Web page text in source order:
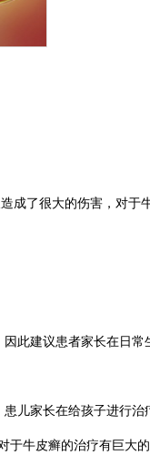
成了很大的伤害，对于
此建议患者家长在日常
患儿家长在给孩子进行
牛皮癣的治疗有巨大的